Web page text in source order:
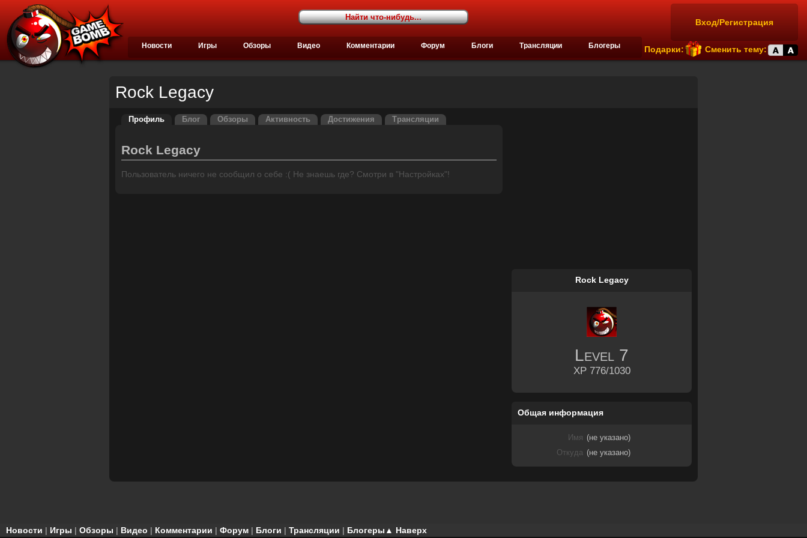
Вход/Регистрация
Подарки: Сменить тему:
Новости Игры Обзоры Видео Комментарии Форум Блоги Трансляции Блогеры
Rock Legacy
Профиль Блог Обзоры Активность Достижения Трансляции
Rock Legacy
Пользователь ничего не сообщил о себе :( Не знаешь где? Смотри в "Настройках"!
Rock Legacy
Level 7
XP 776/1030
Общая информация
Имя (не указано)
Откуда (не указано)
▲ Наверх
Новости | Игры | Обзоры | Видео | Комментарии | Форум | Блоги | Трансляции | Блогеры